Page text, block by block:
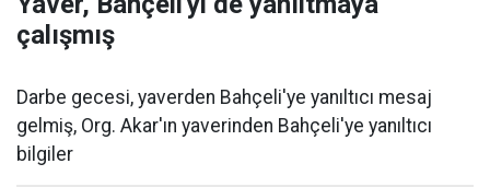
çalışmış
Darbe gecesi, yaverden Bahçeli'ye yanıltıcı mesaj
gelmiş, Org. Akar'ın yaverinden Bahçeli'ye yanıltıcı
bilgiler